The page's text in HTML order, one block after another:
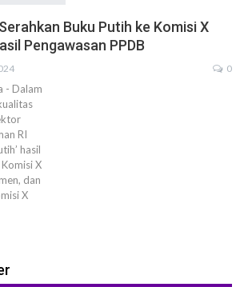
Buku Putih ke Komisi X
Pengawasan PPDB
0
- Dalam
RI
hasil
X
dan
X